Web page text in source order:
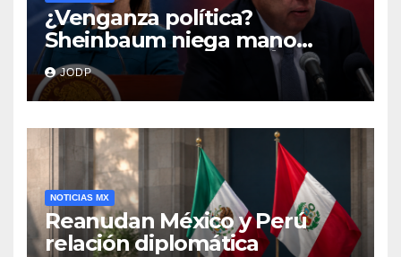
¿Venganza política?
Sheinbaum niega mano
negra en captura de Ángel
Aguirre
JODP
NOTICIAS MX
Reanudan México y Perú
relación diplomática